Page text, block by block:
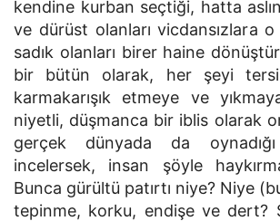
kendine kurban seçtiği, hatta
ve dürüst olanları vicdansızlara
sadık olanları birer haine
bir bütün olarak, her şeyi
karmakarışık etmeye ve
niyetli, düşmanca bir iblis olarak
gerçek dünyada da
incelersek, insan şöyle
Bunca gürültü patırtı niye? Niye
tepinme, korku, endişe ve dert?